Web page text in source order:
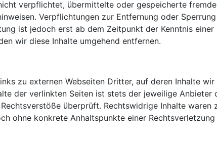
verpflichtet, übermittelte oder gespeicherte
Verpflichtungen zur Entfernung oder
ist jedoch erst ab dem Zeitpunkt der Kenntnis
wir diese Inhalte umgehend entfernen.
zu externen Webseiten Dritter, auf deren Inhalte
der verlinkten Seiten ist stets der jeweilige
überprüft. Rechtswidrige Inhalte
ohne konkrete Anhaltspunkte einer